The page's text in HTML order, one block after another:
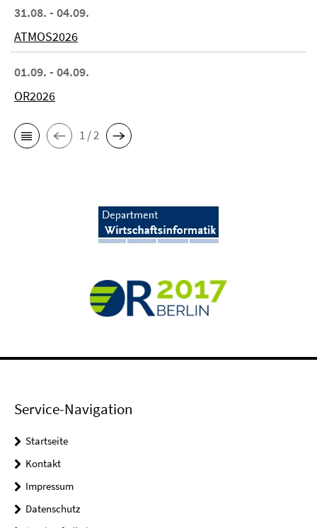
31.08. - 04.09.
ATMOS2026
01.09. - 04.09.
OR2026
1 / 2
Service-Navigation
Startseite
Kontakt
Impressum
Datenschutz